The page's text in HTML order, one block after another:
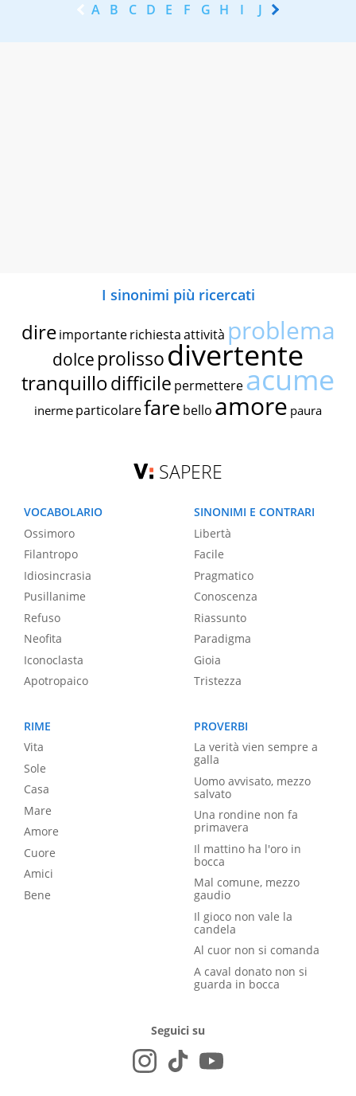
A B C D E F G H I J K
I sinonimi più ricercati
dire importante richiestaattività problema
dolce prolissodivertente
tranquillodifficile permettereacume
inerme particolarefare bello amore paura
SAPERE
VOCABOLARIO
Ossimoro
Filantropo
Idiosincrasia
Pusillanime
Refuso
Neofita
Iconoclasta
Apotropaico
SINONIMI E CONTRARI
Libertà
Facile
Pragmatico
Conoscenza
Riassunto
Paradigma
Gioia
Tristezza
RIME
Vita
Sole
Casa
Mare
Amore
Cuore
Amici
Bene
PROVERBI
La verità vien sempre a
galla
Uomo avvisato, mezzo
salvato
Una rondine non fa
primavera
Il mattino ha l'oro in
bocca
Mal comune, mezzo
gaudio
Il gioco non vale la
candela
Al cuor non si comanda
A caval donato non si
guarda in bocca
Seguici su